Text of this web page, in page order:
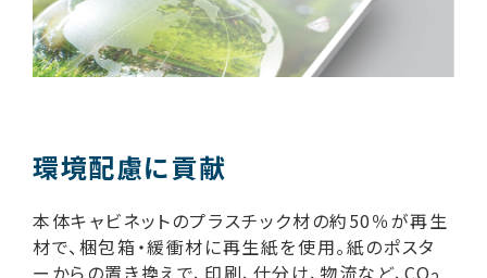
環境配慮に貢献
本体キャビネットのプラスチック材の約50％が再生
材で、梱包箱・緩衝材に再生紙を使用。紙のポスタ
ーからの置き換えで、印刷、仕分け、物流など、CO